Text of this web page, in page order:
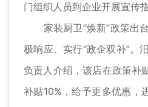
门组织人员到企业开展宣传
家装厨卫“焕新”政策出
极响应、实行“政企双补”。
负责人介绍，该店在政策补
补贴10%，给予更多优惠，